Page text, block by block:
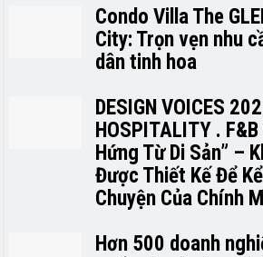
Condo Villa The
City: Trọn vẹn nhu
dân tinh hoa
DESIGN VOICES
HOSPITALITY . F&B
Hứng Từ Di Sản” –
Được Thiết Kế Để
Chuyện Của Chính
Hơn 500 doanh